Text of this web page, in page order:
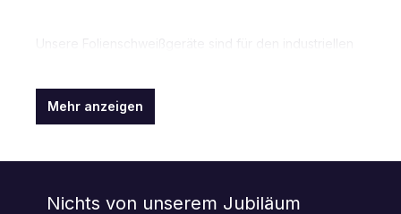
Unsere Folienschweißgeräte sind für den industriellen
die richtige Wahl. Diese Folienschweißgeräte können
Beutel verschließen, aber auch selbst herstellen:
Mehr anzeigen
Nichts von unserem Jubiläum